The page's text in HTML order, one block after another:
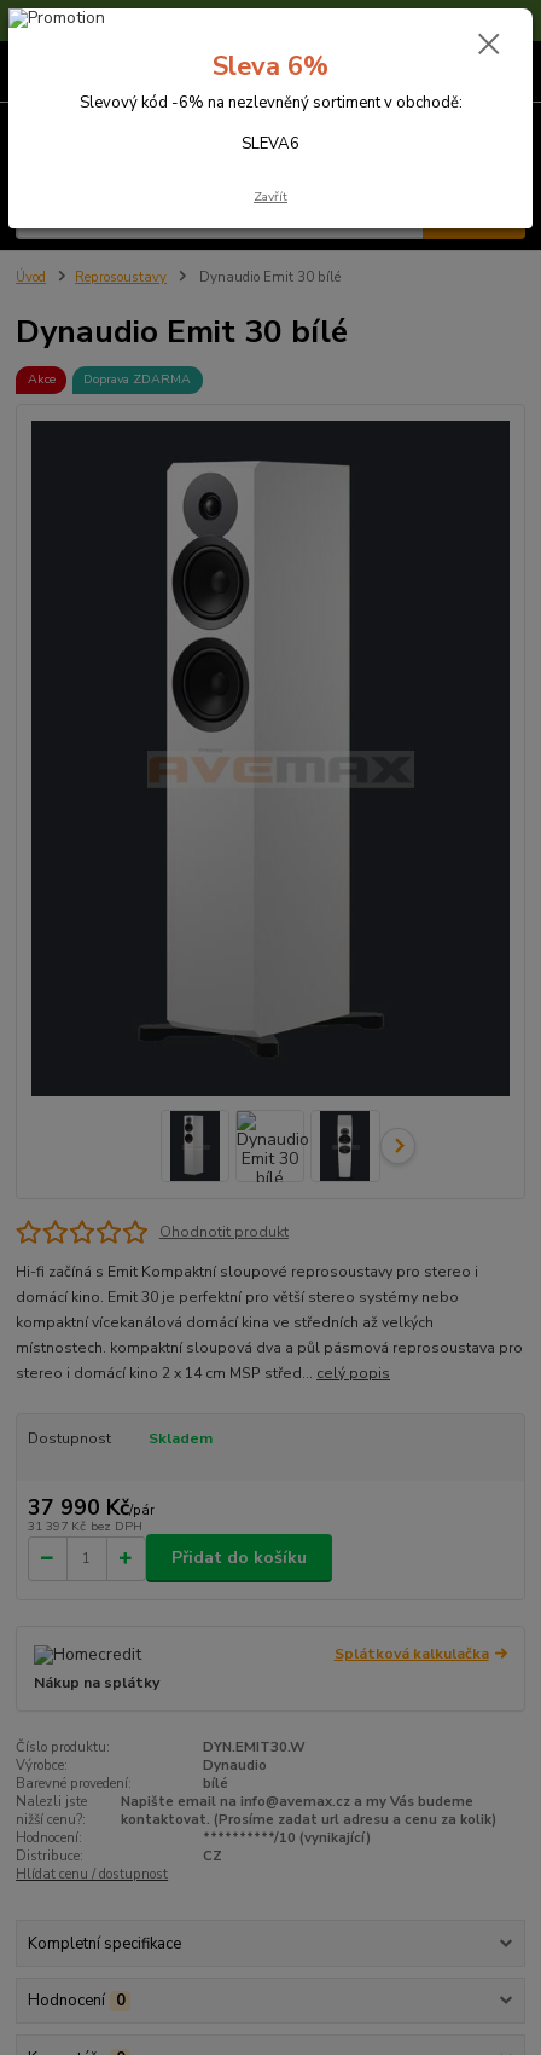
Sleva 6% na nezlevněné zboží s kódem SLEVA6
Úvod Reprosoustavy Dynaudio Emit 30 bílé
Dynaudio Emit 30 bílé
Akce Doprava ZDARMA
Ohodnotit produkt
Hi-fi začíná s Emit Kompaktní sloupové reprosoustavy pro stereo i
domácí kino. Emit 30 je perfektní pro větší stereo systémy nebo
kompaktní vícekanálová domácí kina ve středních až velkých
místnostech. kompaktní sloupová dva a půl pásmová reprosoustava pro
stereo i domácí kino 2 x 14 cm MSP střed... celý popis
Dostupnost Skladem
37 990 Kč/pár
31 397 Kč bez DPH
Přidat do košíku
Splátková kalkulačka
Nákup na splátky
Číslo produktu:
DYN.EMIT30.W
Výrobce:
Dynaudio
Barevné provedení:
bílé
Nalezli jste
nižší cenu?:
Napište email na info@avemax.cz a my Vás budeme
kontaktovat. (Prosíme zadat url adresu a cenu za kolik)
Hodnocení:
**********/10 (vynikající)
Distribuce:
CZ
Hlídat cenu / dostupnost
Kompletní specifikace
Hodnocení 0
Sleva 6%
Slevový kód -6% na nezlevněný sortiment v obchodě:
SLEVA6
Zavřít